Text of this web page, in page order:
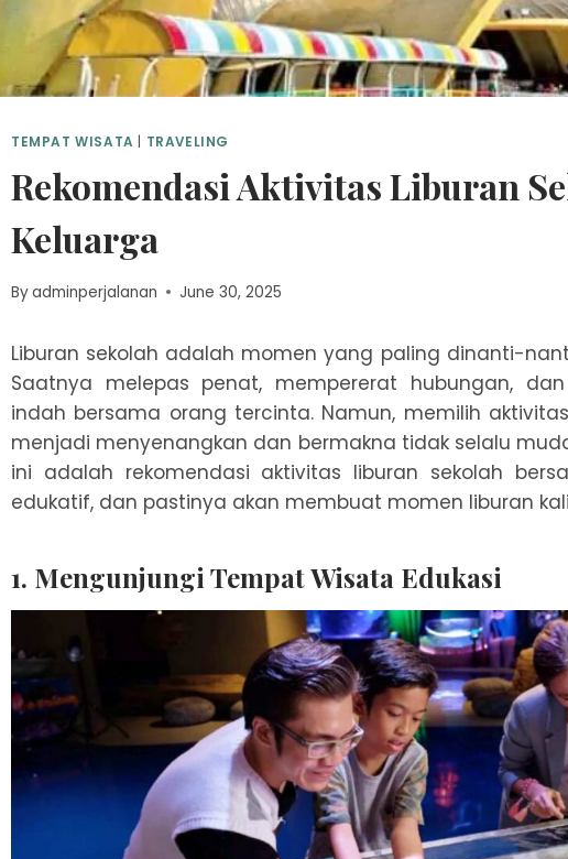
TEMPAT WISATA TRAVELING
Rekomendasi Aktivitas Liburan
Keluarga
Byadminperjalanan June 30, 2025
Liburan sekolah adalah momen yang paling dinanti-
Saatnya melepas penat, mempererat hubungan,
indah bersama orang tercinta. Namun, memilih
menjadi menyenangkan dan bermakna tidak selalu
ini adalah rekomendasi aktivitas liburan sekolah
edukatif, dan pastinya akan membuat momen liburan
1. Mengunjungi Tempat Wisata Edukasi